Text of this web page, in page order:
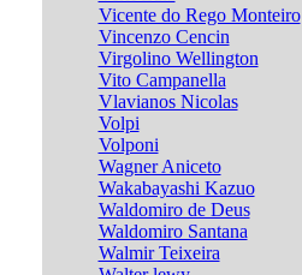
Vicente do Rego Monteiro
Vincenzo Cencin
Virgolino Wellington
Vito Campanella
Vlavianos Nicolas
Volpi
Volponi
Wagner Aniceto
Wakabayashi Kazuo
Waldomiro de Deus
Waldomiro Santana
Walmir Teixeira